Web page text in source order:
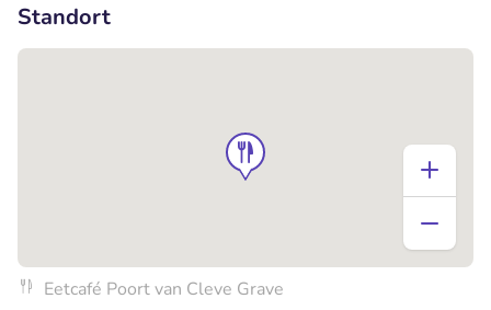
Standort
Eetcafé Poort van Cleve Grave